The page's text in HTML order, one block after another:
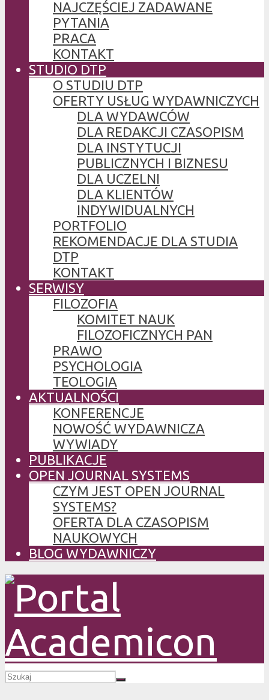
NAJCZĘŚCIEJ ZADAWANE
PYTANIA
PRACA
KONTAKT
STUDIO DTP
O STUDIU DTP
OFERTY USŁUG WYDAWNICZYCH
DLA WYDAWCÓW
DLA REDAKCJI CZASOPISM
DLA INSTYTUCJI
PUBLICZNYCH I BIZNESU
DLA UCZELNI
DLA KLIENTÓW
INDYWIDUALNYCH
PORTFOLIO
REKOMENDACJE DLA STUDIA
DTP
KONTAKT
SERWISY
FILOZOFIA
KOMITET NAUK
FILOZOFICZNYCH PAN
PRAWO
PSYCHOLOGIA
TEOLOGIA
AKTUALNOŚCI
KONFERENCJE
NOWOŚĆ WYDAWNICZA
WYWIADY
PUBLIKACJE
OPEN JOURNAL SYSTEMS
CZYM JEST OPEN JOURNAL
SYSTEMS?
OFERTA DLA CZASOPISM
NAUKOWYCH
BLOG WYDAWNICZY